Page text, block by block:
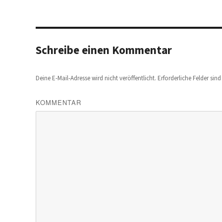
Schreibe einen Kommentar
Deine E-Mail-Adresse wird nicht veröffentlicht. Erforderliche Felder
KOMMENTAR